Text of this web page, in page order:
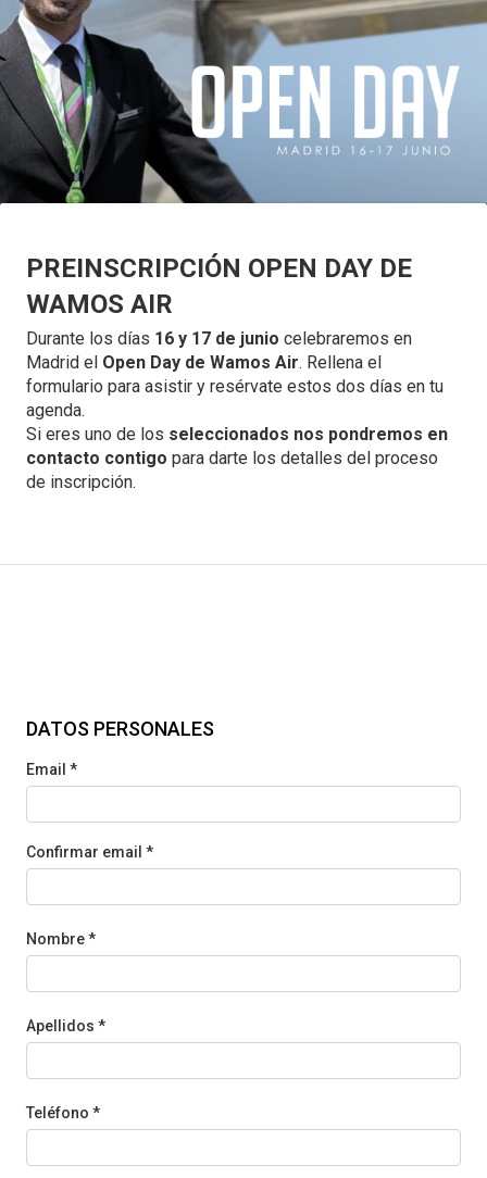
PREINSCRIPCIÓN OPEN DAY DE
WAMOS AIR
Durante los días 16 y 17 de junio celebraremos en
Madrid el Open Day de Wamos Air. Rellena el
formulario para asistir y resérvate estos dos días en tu
agenda.
Si eres uno de los seleccionados nos pondremos en
contacto contigo para darte los detalles del proceso
de inscripción.
DATOS PERSONALES
Email *
Confirmar email *
Nombre *
Apellidos *
Teléfono *